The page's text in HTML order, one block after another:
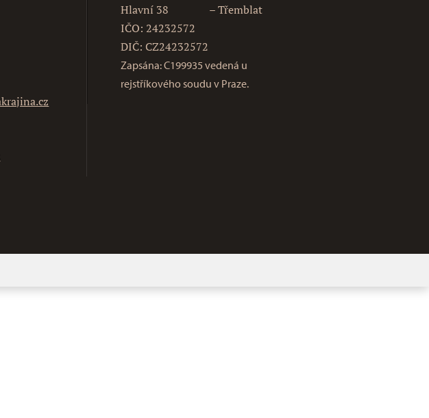
Hlavní 38
– Třemblat
IČO: 24232572
DIČ: CZ24232572
Zapsána: C199935 vedená u
rejstříkového soudu v Praze.